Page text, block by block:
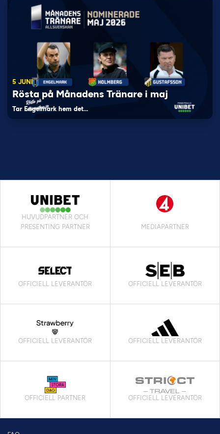
5 JUNI
Rösta på Månadens Tränare i maj
Tar Engelmark hem det…
HUVUDPARTNER OCH
PRESENTING PARTNER
MEDIAPARTNER
OFFICIELL LEVERANTÖR OFFICIELL LEVERANTÖR
OFFICIELL LEVERANTÖR OFFICIELL LEVERANTÖR
OFFICIELL PARTNER OFFICIELL LEVERANTÖR